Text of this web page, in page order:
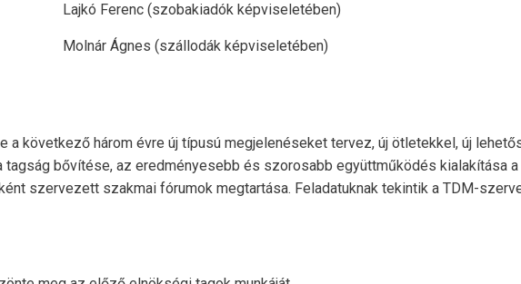
Lajkó Ferenc (szobakiadók képviseletében)
Molnár Ágnes (szállodák képviseletében)
a következő három évre új típusú megjelenéseket tervez, új ötletekkel, új
bővítése, az eredményesebb és szorosabb együttműködés kialakítása
szervezett szakmai fórumok megtartása. Feladatuknak tekintik a TDM-